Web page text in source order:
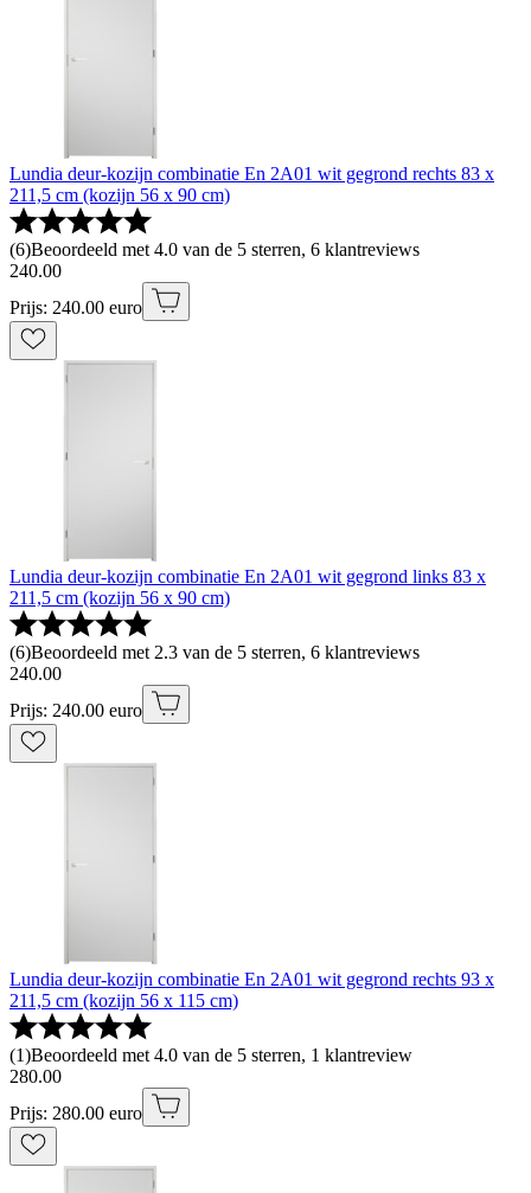
Lundia deur-kozijn combinatie En 2A01 wit gegrond rechts 83 x
211,5 cm (kozijn 56 x 90 cm)
(6)Beoordeeld met 4.0 van de 5 sterren, 6 klantreviews
240.00
Prijs: 240.00 euro
Lundia deur-kozijn combinatie En 2A01 wit gegrond links 83 x
211,5 cm (kozijn 56 x 90 cm)
(6)Beoordeeld met 2.3 van de 5 sterren, 6 klantreviews
240.00
Prijs: 240.00 euro
Lundia deur-kozijn combinatie En 2A01 wit gegrond rechts 93 x
211,5 cm (kozijn 56 x 115 cm)
(1)Beoordeeld met 4.0 van de 5 sterren, 1 klantreview
280.00
Prijs: 280.00 euro